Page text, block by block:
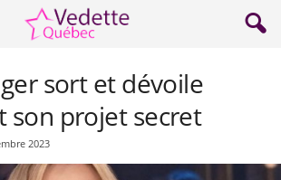
sort et dévoile
son projet secret
2023